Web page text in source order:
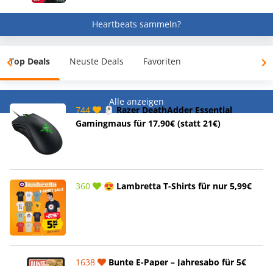
Heartbeats sammeln?
Top Deals Neuste Deals Favoriten
Alle anzeigen
744
🖱️ Razer DeathAdder Essential
Gamingmaus für 17,90€ (statt 21€)
360 😍 Lambretta T-Shirts für nur 5,99€
1638
Bunte E-Paper – Jahresabo für 5€